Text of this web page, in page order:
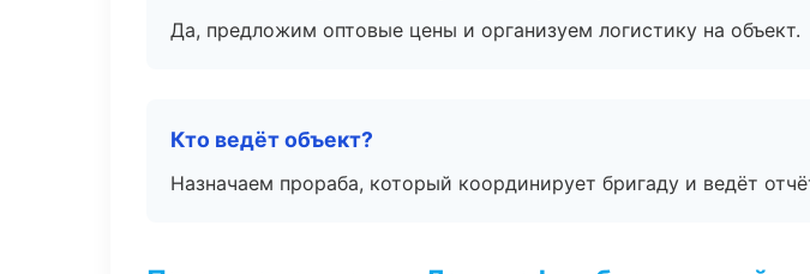
Да, предложим оптовые цены и организуем логистику на объект.
Кто ведёт объект?
Назначаем прораба, который координирует бригаду и ведёт